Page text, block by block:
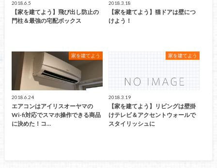
2018.6.5
【家を建てよう】飛び出し防止の
門柱＆最強の宅配ボックス
2018.3.18
【家を建てよう】猫ドアは壁につ
けよう！
家を建てよう
2018.6.24
エアコンはアイリスオーヤマの
Wi-fi対応でスマホ操作できる商品
に決めた！コ…
家を建てよう
2018.3.19
【家を建てよう】リビングは壁掛
けテレビ＆アクセントウォールで
スタイリッシュに